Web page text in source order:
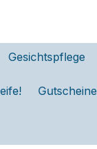
Gesichtspflege
Gutscheine